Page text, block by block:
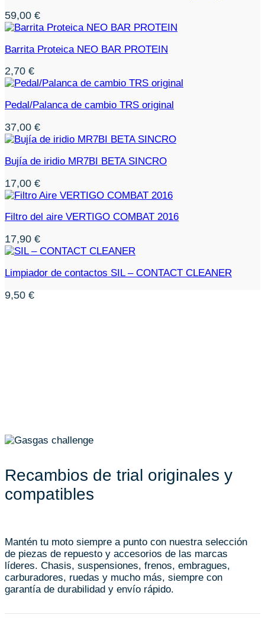
59,00 €
Barrita Proteica NEO BAR PROTEIN
2,70 €
Pedal/Palanca de cambio TRS original
37,00 €
Bujía de iridio MR7BI BETA SINCRO
17,00 €
Filtro del aire VERTIGO COMBAT 2016
17,90 €
Limpiador de contactos SIL – CONTACT CLEANER
9,50 €
Recambios de trial originales y
compatibles
Mantén tu moto siempre a punto con nuestra selección
de piezas de repuesto y accesorios de las marcas
líderes. Chasis, suspensiones, frenos, embragues,
carburadores, ruedas y mucho más, siempre con
garantía de durabilidad y envío rápido.